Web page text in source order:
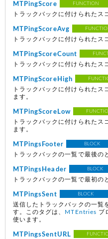
MTPingScore FUNCTION
トラックバックに付けられたス
MTPingScoreAvg
トラックバックに付けられたス
MTPingScoreCount
トラックバックに付けられたス
MTPingScoreHigh
トラックバックに付けられたス
ます。
MTPingScoreLow
トラックバックに付けられたス
ます。
MTPingsFooter BLOCK
トラックバックの一覧で最後の
MTPingsHeader BLOCK
トラックバックの一覧で最初の
MTPingsSent BLOCK
送信したトラックバックの一覧
す。このタグは、
MTEntries ブ
使います。
MTPingsSentURL